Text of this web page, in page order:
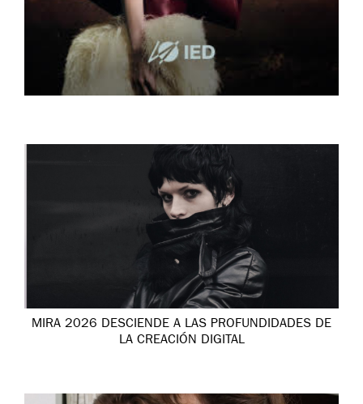
MIRA 2026 DESCIENDE A LAS PROFUNDIDADES DE
LA CREACIÓN DIGITAL